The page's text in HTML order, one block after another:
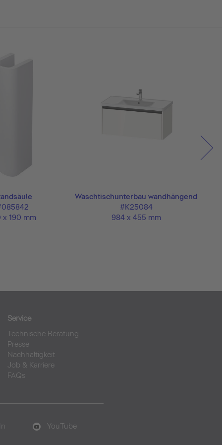
x 190 mm
Waschtischunterbau wandhängend
#K25084
984 x 455 mm
Service
Technische Beratung
Presse
Nachhaltigkeit
Job & Karriere
FAQs
YouTube